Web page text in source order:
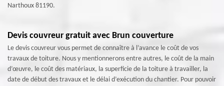
Narthoux 81190.
Devis couvreur gratuit avec Brun couverture
Le devis couvreur vous permet de connaître à l’avance le coût de vos
travaux de toiture. Nous y mentionnerons entre autres, le coût de la main
d’œuvre, le coût des matériaux, la superficie de la toiture à travailler, la
date de début des travaux et le délai d’exécution du chantier. Pour pouvoir